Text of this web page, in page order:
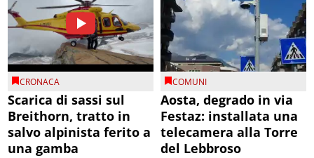
CRONACA
Scarica di sassi sul
Breithorn, tratto in
salvo alpinista ferito a
una gamba
COMUNI
Aosta, degrado in via
Festaz: installata una
telecamera alla Torre
del Lebbroso